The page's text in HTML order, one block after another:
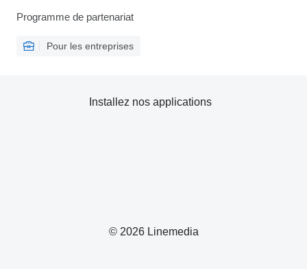
Programme de partenariat
Pour les entreprises
© 2026 Linemedia
Installez nos applications